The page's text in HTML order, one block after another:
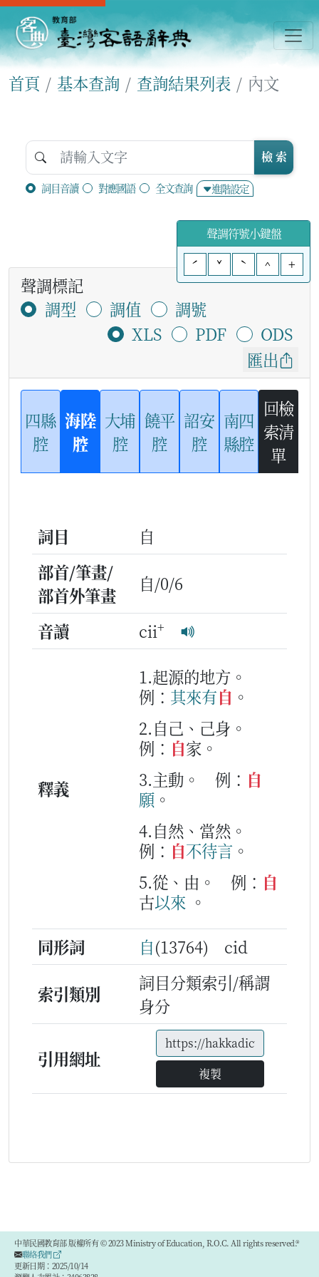
首頁 基本查詢 查詢結果列表 內文
詞目音讀 對應國語 全文查詢 進階設定
檢 索
聲調符號小鍵盤
ˊ
ˇ ˋ ^ +
聲調標記
調型
調值
調號
XLS
PDF
ODS
匯出
四縣
腔
海陸
腔
大埔
腔
饒平
腔
詔安
腔
南四
縣腔
回檢
索清
單
詞目
自
部首/筆畫/
部首外筆畫
自/0/6
音讀 cii+
釋義
1.起源的地方。
例： 其來有自 。
2.自己、己身。
例： 自家。
3.主動。
例： 自
願 。
4.自然、當然。
例： 自不待言 。
5.從、由。
例： 自
古以來 。
同形詞
自(13764) cid
索引類別
詞目分類索引/稱謂
身分
引用網址
複製
中華民國教育部 版權所有 © 2023 Ministry of Education, R.O.C. All rights reserved.®
聯絡我們
更新日期：2025/10/14